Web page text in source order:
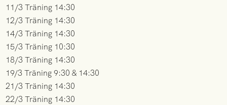
11/3 Träning 14:30
12/3 Träning 14:30
14/3 Träning 14:30
15/3 Träning 10:30
18/3 Träning 14:30
19/3 Träning 9:30 & 14:30
21/3 Träning 14:30
22/3 Träning 14:30